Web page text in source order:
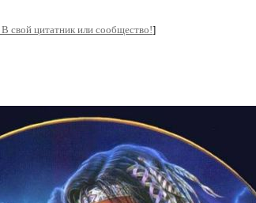
В свой цитатник или сообщество!]